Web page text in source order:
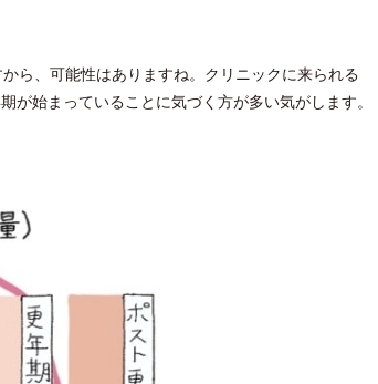
ら、可能性はありますね。クリニックに来られる
始まっていることに気づく方が多い気がします。